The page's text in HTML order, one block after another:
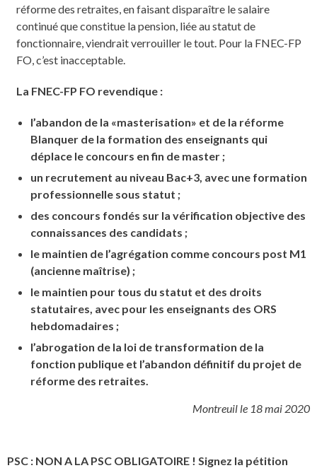
réforme des retraites, en faisant disparaître le salaire
continué que constitue la pension, liée au statut de
fonctionnaire, viendrait verrouiller le tout. Pour la FNEC-FP
FO, c’est inacceptable.
La FNEC-FP FO revendique :
l’abandon de la «masterisation» et de la réforme
Blanquer de la formation des enseignants qui
déplace le concours en fin de master ;
un recrutement au niveau Bac+3, avec une formation
professionnelle sous statut ;
des concours fondés sur la vérification objective des
connaissances des candidats ;
le maintien de l’agrégation comme concours post M1
(ancienne maîtrise) ;
le maintien pour tous du statut et des droits
statutaires, avec pour les enseignants des ORS
hebdomadaires ;
l’abrogation de la loi de transformation de la
fonction publique et l’abandon définitif du projet de
réforme des retraites.
Montreuil le 18 mai 2020
PSC : NON A LA PSC OBLIGATOIRE ! Signez la pétition